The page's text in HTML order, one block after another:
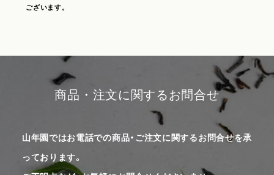
ございます。
商品・注文に関するお問合せ
山年園ではお電話での商品・ご注文に関するお問合せを承
っております。